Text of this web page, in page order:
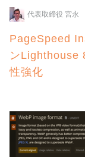
代表取締役 宮永
PageSpeed
ンLighthouse
性強化